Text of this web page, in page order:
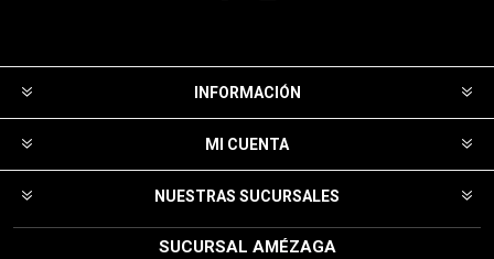
INFORMACIÓN
MI CUENTA
NUESTRAS SUCURSALES
SUCURSAL AMÉZAGA